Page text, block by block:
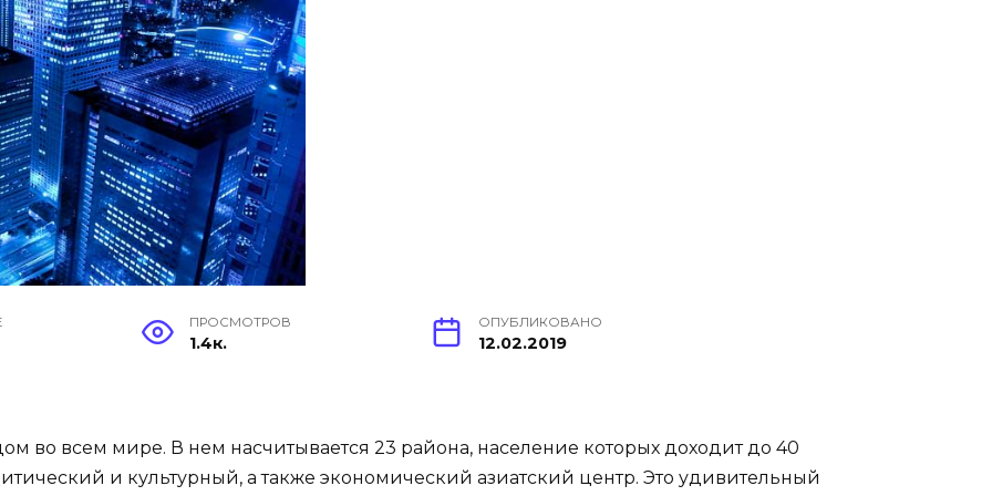
ПРОСМОТРОВ
1.4к.
ОПУБЛИКОВАНО
12.02.2019
во всем мире. В нем насчитывается 23 района, население которых доходит до 40
и культурный, а также экономический азиатский центр. Это удивительный